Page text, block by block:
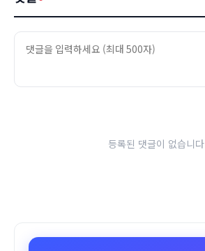
등록된 댓글이 없습니다